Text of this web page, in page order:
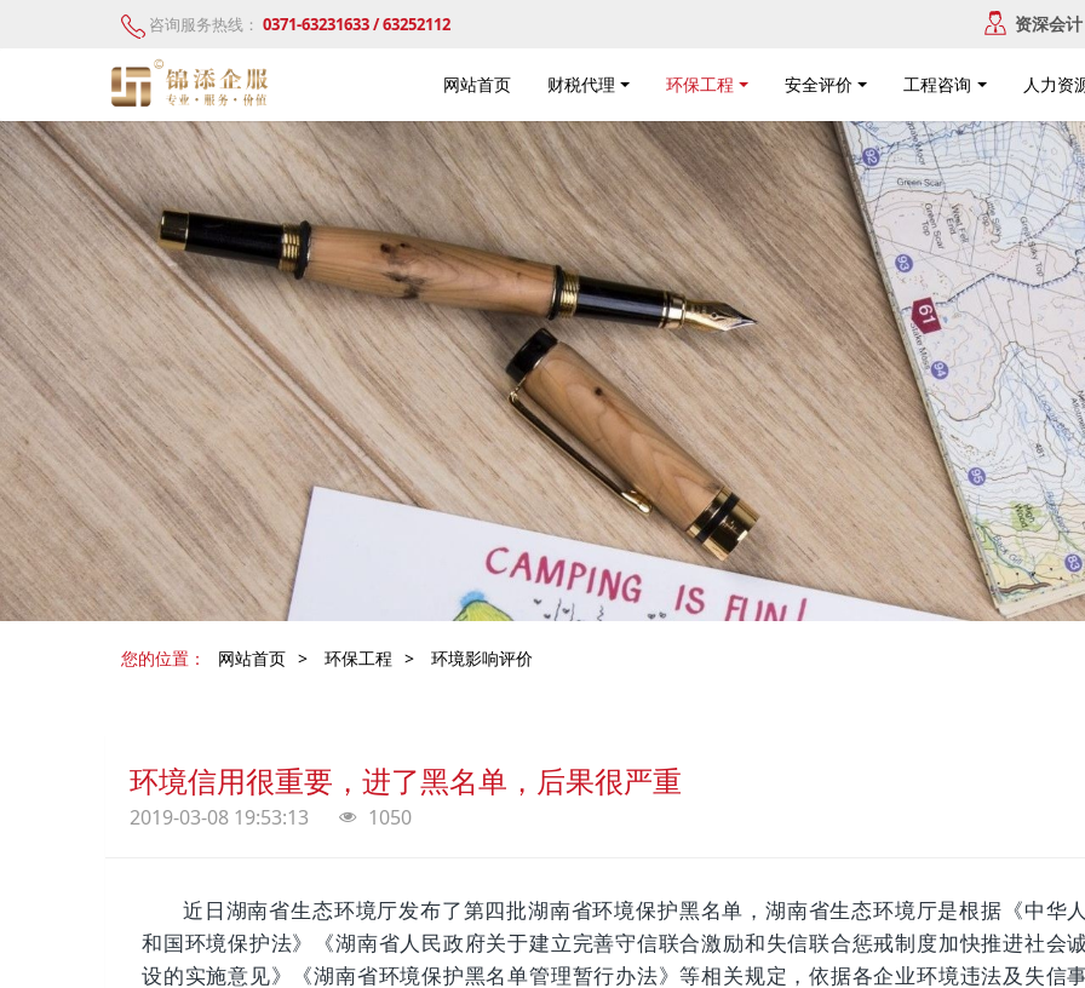
咨询服务热线： 0371-63231633 / 63252112 资深会计
网站首页 财税代理 环保工程 安全评价 工程咨询 人力资
您的位置： 网站首页 > 环保工程 > 环境影响评价
环境信用很重要，进了黑名单，后果很严重
2019-03-08 19:53:13 1050
近日湖南省生态环境厅发布了第四批湖南省环境保护黑名单，湖南省生态环境厅是根据《中华
和国环境保护法》《湖南省人民政府关于建立完善守信联合激励和失信联合惩戒制度加快推进社会
设的实施意见》《湖南省环境保护黑名单管理暂行办法》等相关规定，依据各企业环境违法及失信